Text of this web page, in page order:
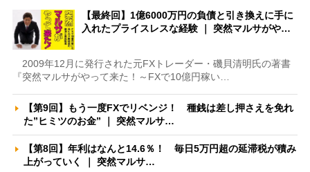
【最終回】1億6000万円の負債と引き換えに手に
入れたプライスレスな経験 ｜ 突然マルサがや…
2009年12月に発行された元FXトレーダー・磯貝清明氏の著書
『突然マルサがやって来た！～FXで10億円稼い…
【第9回】もう一度FXでリベンジ！ 種銭は差し押さえを免れ
た”ヒミツのお金” ｜ 突然マルサ…
【第8回】年利はなんと14.6％！ 毎日5万円超の延滞税が積み
上がっていく ｜ 突然マルサ…